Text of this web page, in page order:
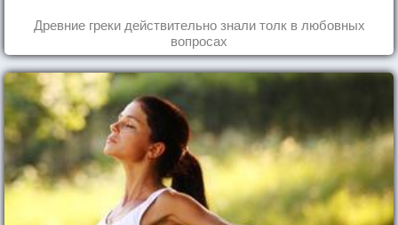
Древние греки действительно знали толк в любовных
вопросах